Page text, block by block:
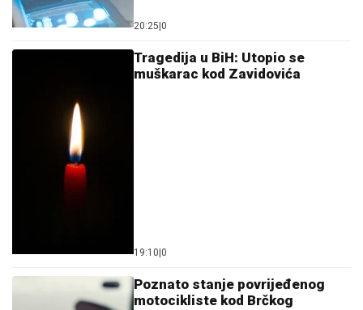
20:25 0
Tragedija u BiH: Utopio se
muškarac kod Zavidovića
19:10 0
Poznato stanje povrijeđenog
motocikliste kod Brčkog